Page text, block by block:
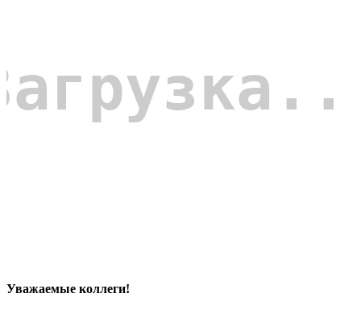
Уважаемые коллеги!